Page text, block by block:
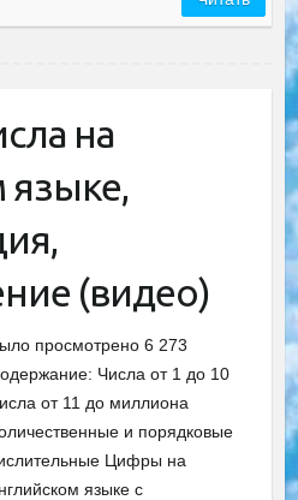
на
языке,
(видео)
просмотрено 6 273
Числа от 1 до 10
от 11 до миллиона
и порядковые
Цифры на
языке с